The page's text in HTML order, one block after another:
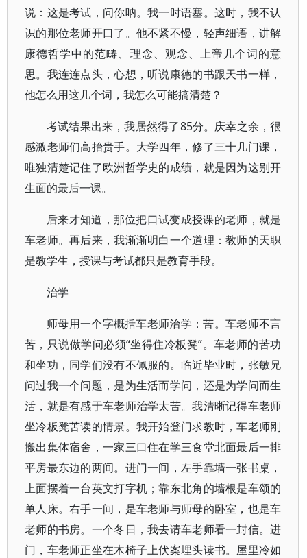
说：这是考试，问你呐。我一时语塞。这时，我不认
识的那位老师开口了。他不紧不慢，轻声细语，讲解
康德哲学中的范畴、理念、观念、上帝几个词的意
思。我连连点头，心想，听说康德的书跟天书一样，
他怎么用这几个词，我怎么可能搞清楚？
考试结果出来，我居然得了85分。庆幸之余，很
感激老师们高抬贵手。大学四年，修了三十几门课，
唯独清楚记住了欧洲哲学史的成绩，就是因为这别开
生面的最后一课。
后来才知道，那位把口试变成授课的老师，就是
车老师。再后来，我渐渐明白一个道理：教师的天职
是教学生，授课与考试都只是教育手段。
治学
师母用一个字概括车老师治学：苦。车老师不言
苦，只说做学问必须“坐得住冷板凳”。车老师的苦功
和坐功，同学们没有不佩服的。临近毕业时，张敏兄
问过我一个问题，是为生活而学问，还是为学问而生
活，就是有感于车老师治学太苦。我清晰记得车老师
坐冷板凳苦读的情景。我开始登门求教时，车老师刚
搬出集体宿舍，一家三口住在学三食堂北面最后一排
平房最东边的两间。进门一间，左手靠墙一张书桌，
上面摆着一台英文打字机；靠东北角的墙根是车颂的
单人床。右手一间，是车老师与师母的卧室，也是车
老师的书房。一个冬日，我去请车老师看一封信。进
门，车老师正坐在木椅子上伏案埋头读书。屋里冷如